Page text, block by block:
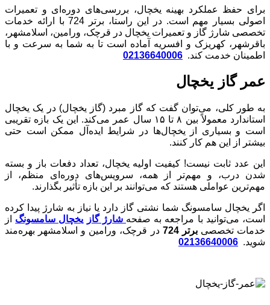
برای حفظ عملکرد بهینه یخچال، بررسی‌های دوره‌ای و تعمیرات
اصولی بسیار مهم است. در این راستا، برتر 724 با ارائه خدمات
تخصصی شارژ گاز و تعمیرات یخچال در قرچک، ورامین، اسلامشهر،
باقرشهر، کهریزک و افسریه آماده است تا به شما به سرعت و با
اطمینان خدمت کند. 02136640006
عمر گاز یخچال
به طور کلی، می‌توان گفت که گاز مبرد (گاز یخچال) در یک یخچال
استاندارد معمولاً بین ۸ تا ۱۵ سال عمر می‌کند. این یک بازه تقریبی
است و بسیاری از یخچال‌ها در شرایط ایده‌آل ممکن است حتی
بیشتر از این هم کار کنند.
این عدد ثابت نیست! کیفیت اولیه یخچال، تعداد دفعات باز و بسته
شدن درب، و مهم‌تر از همه، سرویس‌های دوره‌ای منظم، از
مهم‌ترین عواملی هستند که می‌توانند بر این بازه تأثیر بگذارند.
اگر یخچال سامسونگ شما نشتی گاز دارد یا نیاز به شارژ پیدا کرده
است، می‌توانید با مراجعه به صفحهشارژ گاز یخچال سامسونگاز
خدمات تخصصیبرتر 724
در قرچک، ورامین و اسلامشهر بهره‌مند
شوید. 02136640006